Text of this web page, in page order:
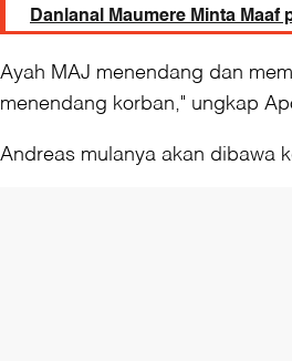
Danlanal Maumere Minta
Ayah MAJ menendang dan
menendang korban," ungkap
Andreas mulanya akan dibawa